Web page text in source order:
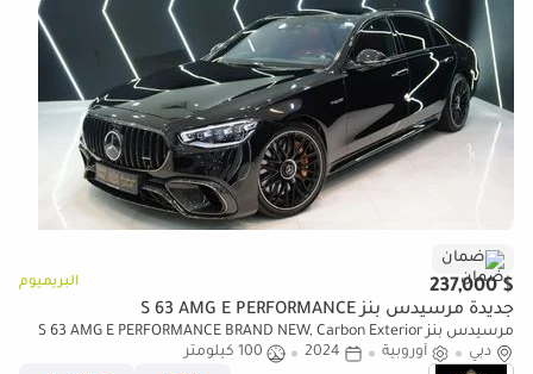
ضمان
$ 237,000 البريميوم
جديدة مرسيدس بنز S 63 AMG E PERFORMANCE
مرسيدس بنز S 63 AMG E PERFORMANCE BRAND NEW, Carbon Exterior
Pack, Ceramic Brakes, Gargash Warranty!!
دبي أوروبية 2024
100 كيلومتر